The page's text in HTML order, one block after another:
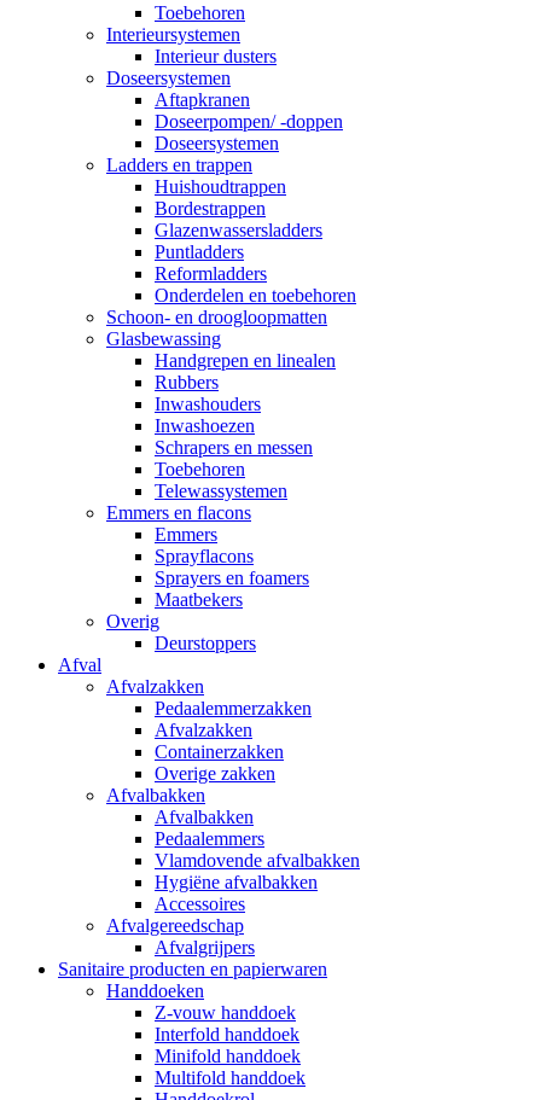
Toebehoren
Interieursystemen
Interieur dusters
Doseersystemen
Aftapkranen
Doseerpompen/ -doppen
Doseersystemen
Ladders en trappen
Huishoudtrappen
Bordestrappen
Glazenwassersladders
Puntladders
Reformladders
Onderdelen en toebehoren
Schoon- en droogloopmatten
Glasbewassing
Handgrepen en linealen
Rubbers
Inwashouders
Inwashoezen
Schrapers en messen
Toebehoren
Telewassystemen
Emmers en flacons
Emmers
Sprayflacons
Sprayers en foamers
Maatbekers
Overig
Deurstoppers
Afval
Afvalzakken
Pedaalemmerzakken
Afvalzakken
Containerzakken
Overige zakken
Afvalbakken
Afvalbakken
Pedaalemmers
Vlamdovende afvalbakken
Hygiëne afvalbakken
Accessoires
Afvalgereedschap
Afvalgrijpers
Sanitaire producten en papierwaren
Handdoeken
Z-vouw handdoek
Interfold handdoek
Minifold handdoek
Multifold handdoek